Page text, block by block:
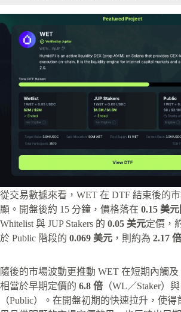
從交易數據來看，WET 在 DTF 結束後的
顯。開盤後約 15 分鐘，價格落在 0.15 美
Whitelist 與 JUP Stakers 的 0.05 美元定價，
於 Public 階段的 0.069 美元 ，則約為 2.17 倍
隨後的市場波動更推動 WET 在短期內觸及
相當於早期定價的 6.8 倍 （WL／Staker）與
（Public）。在開盤初期的快速拉升，使